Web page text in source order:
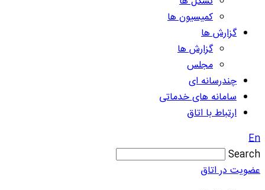
کمیسیون ها
گزارش ها
گزارش ها
مجلس
چندرسانه ای
سامانه های خدماتی
ارتباط با اتاق
En
Search
عضویت در اتاق